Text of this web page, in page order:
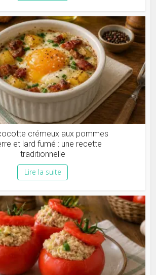
crémeux aux pommes
et lard fumé : une recette
traditionnelle
Lire la suite